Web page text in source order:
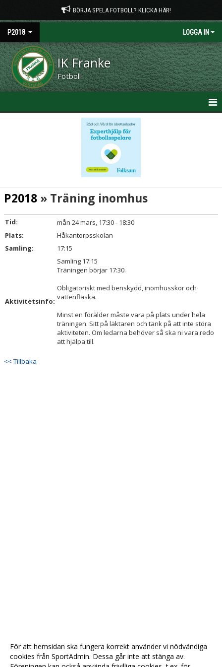
BÖRJA SPELA FOTBOLL? KLICKA HÄR!
P2018 LOGGA IN
IK Franke
Fotboll
DOKUMENT
P2018 » Träning inomhus
Tid:
mån 24 mars, 17:30 - 18:30
Plats:
Håkantorpsskolan
Samling:
17:15
Aktivitetsinfo:
Samling 17:15
Träningen börjar 17:30.
Obligatoriskt med benskydd, inomhusskor och
vattenflaska.
Minst en förälder måste vara på plats under hela
träningen. Sitt på läktaren och tänk på att inte störa
aktiviteten. Om ledarna behöver så ska ni vara redo
att hjälpa till.
<< Tillbaka
För att hemsidan ska fungera korrekt använder vi nödvändiga
cookies från SportAdmin. Dessa går inte att stänga av.